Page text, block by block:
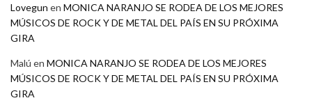
Lovegun en MONICA NARANJO SE RODEA DE LOS MEJORES
MÚSICOS DE ROCK Y DE METAL DEL PAÍS EN SU PRÓXIMA
GIRA
Malú en MONICA NARANJO SE RODEA DE LOS MEJORES
MÚSICOS DE ROCK Y DE METAL DEL PAÍS EN SU PRÓXIMA
GIRA